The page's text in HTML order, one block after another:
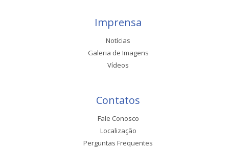
Imprensa
Notícias
Galeria de Imagens
Vídeos
Contatos
Fale Conosco
Localização
Perguntas Frequentes